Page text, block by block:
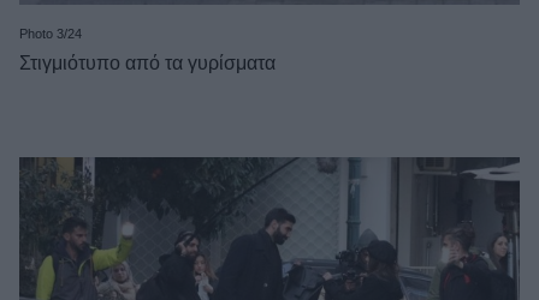
Photo 3/24
Στιγμιότυπο από τα γυρίσματα